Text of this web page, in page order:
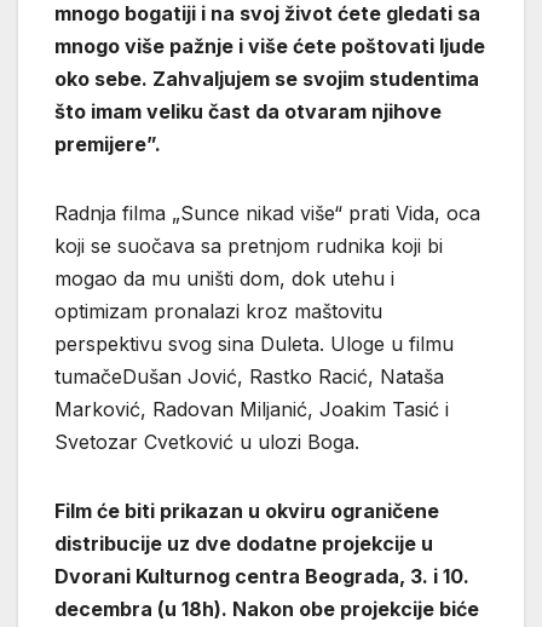
mnogo bogatiji i na svoj život ćete gledati sa
mnogo više pažnje i više ćete poštovati ljude
oko sebe. Zahvaljujem se svojim studentima
što imam veliku čast da otvaram njihove
premijere”.
Radnja filma „Sunce nikad više“ prati Vida, oca
koji se suočava sa pretnjom rudnika koji bi
mogao da mu uništi dom, dok utehu i
optimizam pronalazi kroz maštovitu
perspektivu svog sina Duleta. Uloge u filmu
tumačeDušan Jović, Rastko Racić, Nataša
Marković, Radovan Miljanić, Joakim Tasić i
Svetozar Cvetković u ulozi Boga.
Film će biti prikazan u okviru ograničene
distribucije uz dve dodatne projekcije u
Dvorani Kulturnog centra Beograda, 3. i 10.
decembra (u 18h). Nakon obe projekcije biće